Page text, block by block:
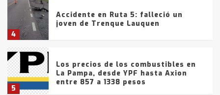
4
Accidente en Ruta 5: falleció un
joven de Trenque Lauquen
5
Los precios de los combustibles en
La Pampa, desde YPF hasta Axion
entre 857 a 1338 pesos